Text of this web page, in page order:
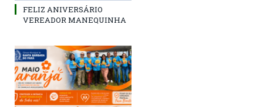
FELIZ ANIVERSÁRIO
VEREADOR MANEQUINHA